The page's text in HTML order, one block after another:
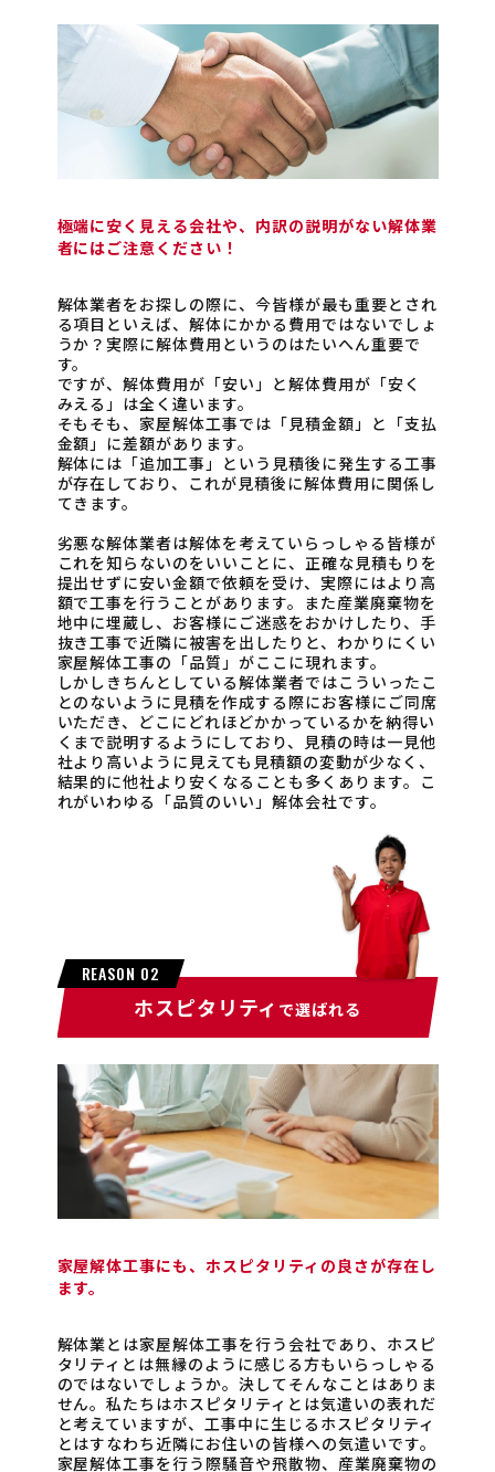
極端に安く見える会社や、内訳の説明がない解体業
者にはご注意ください！
解体業者をお探しの際に、今皆様が最も重要とされ
る項目といえば、解体にかかる費用ではないでしょ
うか？実際に解体費用というのはたいへん重要で
す。
ですが、解体費用が「安い」と解体費用が「安く
みえる」は全く違います。
そもそも、家屋解体工事では「見積金額」と「支払
金額」に差額があります。
解体には「追加工事」という見積後に発生する工事
が存在しており、これが見積後に解体費用に関係し
てきます。
劣悪な解体業者は解体を考えていらっしゃる皆様が
これを知らないのをいいことに、正確な見積もりを
提出せずに安い金額で依頼を受け、実際にはより高
額で工事を行うことがあります。また産業廃棄物を
地中に埋蔵し、お客様にご迷惑をおかけしたり、手
抜き工事で近隣に被害を出したりと、わかりにくい
家屋解体工事の「品質」がここに現れます。
しかしきちんとしている解体業者ではこういったこ
とのないように見積を作成する際にお客様にご同席
いただき、どこにどれほどかかっているかを納得い
くまで説明するようにしており、見積の時は一見他
社より高いように見えても見積額の変動が少なく、
結果的に他社より安くなることも多くあります。こ
れがいわゆる「品質のいい」解体会社です。
REASON 02
ホスピタリティ で選ばれる
家屋解体工事にも、ホスピタリティの良さが存在し
ます。
解体業とは家屋解体工事を行う会社であり、ホスピ
タリティとは無縁のように感じる方もいらっしゃる
のではないでしょうか。決してそんなことはありま
せん。私たちはホスピタリティとは気遣いの表れだ
と考えていますが、工事中に生じるホスピタリティ
とはすなわち近隣にお住いの皆様への気遣いです。
家屋解体工事を行う際騒音や飛散物、産業廃棄物の